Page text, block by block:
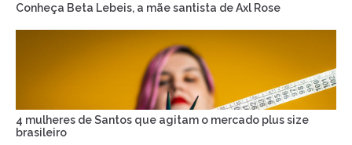
Conheça Beta Lebeis, a mãe santista de Axl Rose
4 mulheres de Santos que agitam o mercado plus size
brasileiro